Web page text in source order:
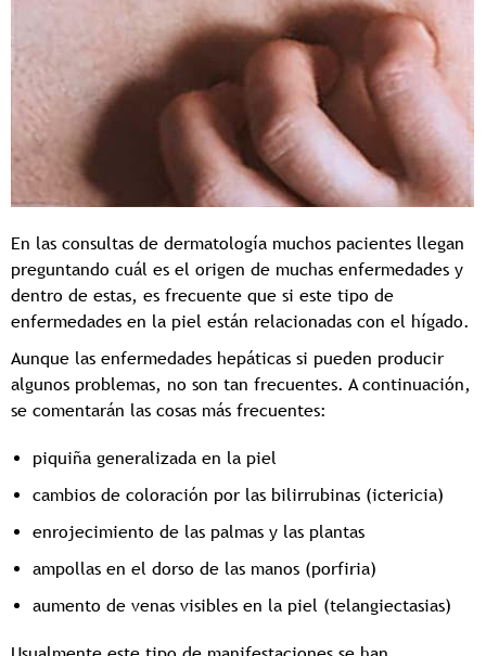
En las consultas de dermatología muchos pacientes llegan
preguntando cuál es el origen de muchas enfermedades y
dentro de estas, es frecuente que si este tipo de
enfermedades en la piel están relacionadas con el hígado.
Aunque las enfermedades hepáticas si pueden producir
algunos problemas, no son tan frecuentes. A continuación,
se comentarán las cosas más frecuentes:
piquiña generalizada en la piel
cambios de coloración por las bilirrubinas (ictericia)
enrojecimiento de las palmas y las plantas
ampollas en el dorso de las manos (porfiria)
aumento de venas visibles en la piel (telangiectasias)